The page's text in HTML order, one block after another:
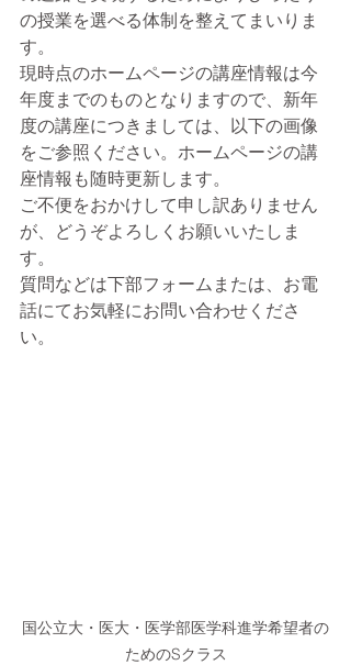
の授業を選べる体制を整えてまいりま
す。
現時点のホームページの講座情報は今
年度までのものとなりますので、新年
度の講座につきましては、以下の画像
をご参照ください。ホームページの講
座情報も随時更新します。
ご不便をおかけして申し訳ありません
が、どうぞよろしくお願いいたしま
す。
質問などは下部フォームまたは、お電
話にてお気軽にお問い合わせくださ
い。
国公立大・医大・医学部医学科進学希望者の
ためのSクラス